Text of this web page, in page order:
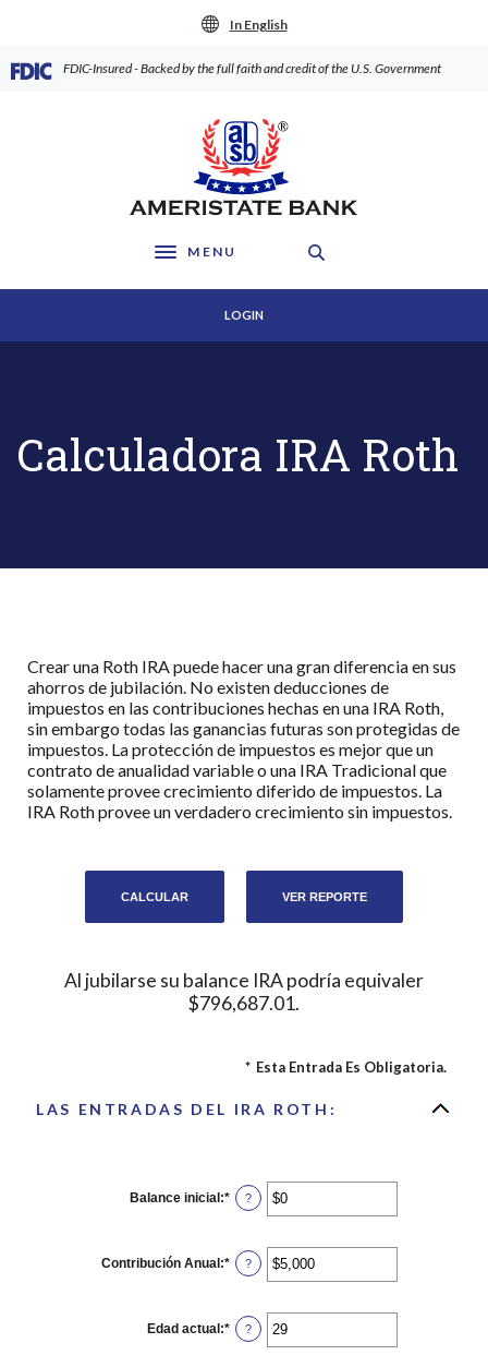
to
main
Reader
5.0
In English
(Opens in a new Window)
FDIC-Insured - Backed by the full faith and credit of the U.S. Government
AmeriState Bank
Toggle navigation
MENU
LOGIN
Calculadora IRA Roth
Crear una Roth IRA puede hacer una gran diferencia en sus
ahorros de jubilación. No existen deducciones de
impuestos en las contribuciones hechas en una IRA Roth,
sin embargo todas las ganancias futuras son protegidas de
impuestos. La protección de impuestos es mejor que un
contrato de anualidad variable o una IRA Tradicional que
solamente provee crecimiento diferido de impuestos. La
IRA Roth provee un verdadero crecimiento sin impuestos.
Al jubilarse su balance IRA podría equivaler
$796,687.01.
* Esta Entrada Es Obligatoria.
LAS ENTRADAS DEL IRA ROTH:
Balance inicial :* Ingresa
un
$0
y
?
Contribución Anual :* Ingresa
un
$0
y
?
Edad actual :* Ingresa
un
?